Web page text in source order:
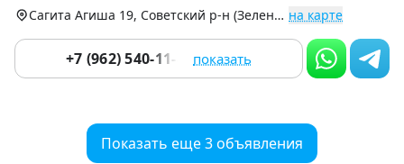
Сагита Агиша 19, Советский р-н (Зеленая Роща) на карте
+7 (962) 540-11-86 показать
Показать еще 3 объявления